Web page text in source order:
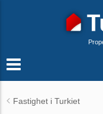
Fastighet i Turkiet